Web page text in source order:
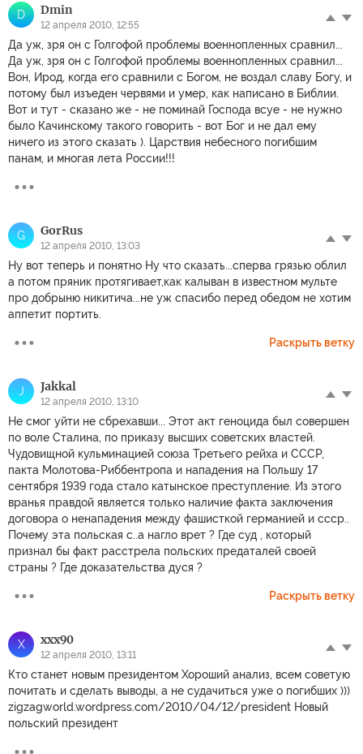
D Dmin
12 апреля 2010, 12:55
Да уж, зря он с Голгофой проблемы военнопленных сравнил...
Да уж, зря он с Голгофой проблемы военнопленных сравнил...
Вон, Ирод, когда его сравнили с Богом, не воздал славу Богу, и
потому был изъеден червями и умер, как написано в Библии.
Вот и тут - сказано же - не поминай Господа всуе - не нужно
было Качинскому такого говорить - вот Бог и не дал ему
ничего из этого сказать ). Царствия небесного погибшим
панам, и многая лета России!!!
G GorRus
12 апреля 2010, 13:03
Ну вот теперь и понятно Ну что сказать...сперва грязью облил
а потом пряник протягивает,как калыван в известном мульте
про добрыню никитича...не уж спасибо перед обедом не хотим
аппетит портить.
Раскрыть ветку
J Jakkal
12 апреля 2010, 13:10
Не смог уйти не сбрехавши... Этот акт геноцида был совершен
по воле Сталина, по приказу высших советских властей.
Чудовищной кульминацией союза Третьего рейха и СССР,
пакта Молотова-Риббентропа и нападения на Польшу 17
сентября 1939 года стало катынское преступление. Из этого
вранья правдой является только наличие факта заключения
договора о ненападения между фашисткой германией и ссср..
Почему эта польская с..а нагло врет ? Где суд , который
признал бы факт расстрела польских предаталей своей
страны ? Где доказательства дуся ?
Раскрыть ветку
X xxx90
12 апреля 2010, 13:11
Кто станет новым президентом Хороший анализ, всем советую
почитать и сделать выводы, а не судачиться уже о погибших )))
zigzagworld.wordpress.com/2010/04/12/president Новый
польский президент